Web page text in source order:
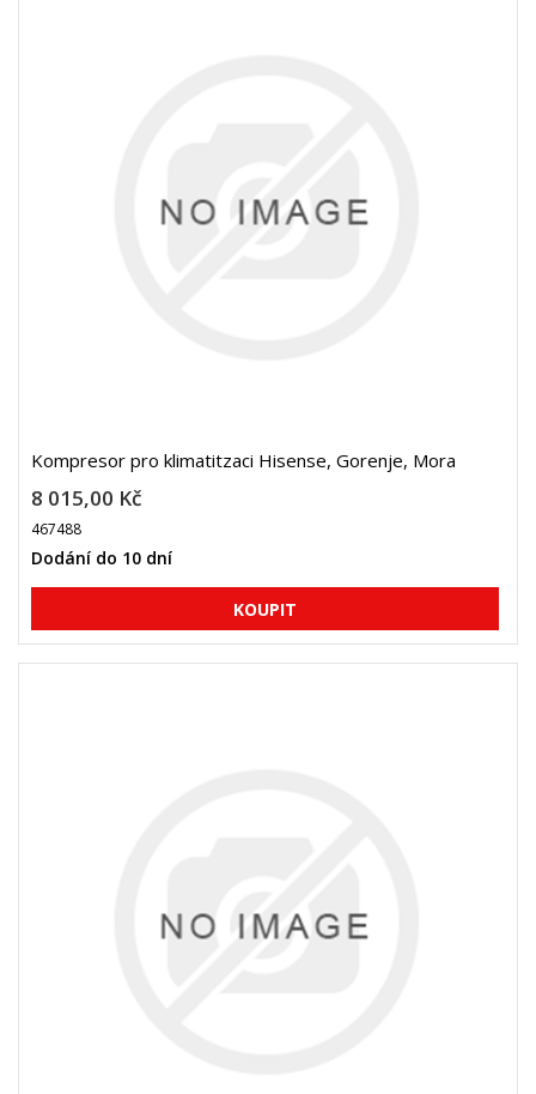
Kompresor pro klimatitzaci Hisense, Gorenje, Mora
8 015,00 Kč
467488
Dodání do 10 dní